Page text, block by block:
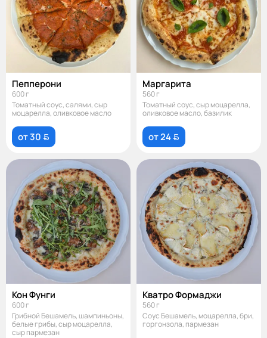
Пепперони
600 г
Томатный соус, салями, сыр
моцарелла, оливковое масло
от 30 
Маргарита
560 г
Томатный соус, сыр моцарелла,
оливковое масло, базилик
от 24 
Кон Фунги
600 г
Грибной Бешамель, шампиньоны,
белые грибы, сыр моцарелла,
сыр пармезан
Кватро Формаджи
560 г
Соус Бешамель, моцарелла, бри,
горгонзола, пармезан